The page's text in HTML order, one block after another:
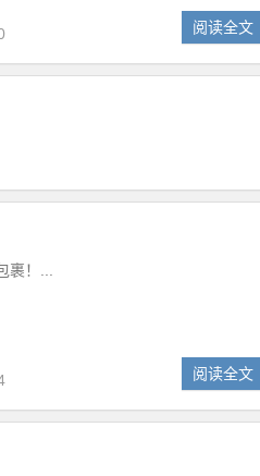
阅读全文
！...
阅读全文